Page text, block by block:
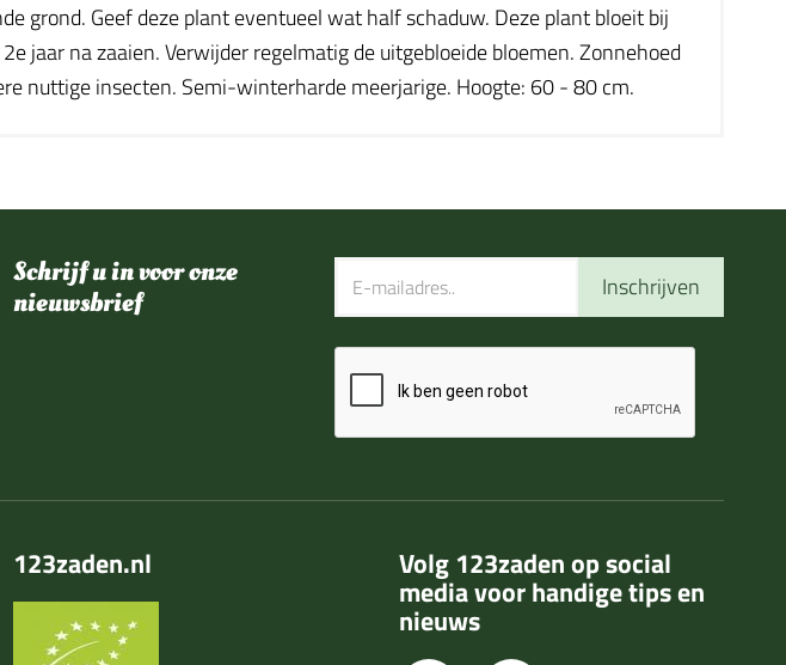
grond. Geef deze plant eventueel wat half schaduw. Deze plant bloeit bij
jaar na zaaien. Verwijder regelmatig de uitgebloeide bloemen. Zonnehoed
nuttige insecten. Semi-winterharde meerjarige. Hoogte: 60 - 80 cm.
Schrijf u in voor onze
nieuwsbrief
Inschrijven
123zaden.nl Volg 123zaden op social
media voor handige tips en
nieuws